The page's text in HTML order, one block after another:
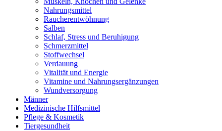
Nahrungsmittel
Raucherentwöhnung
Salben
Schlaf, Stress und Beruhigung
Schmerzmittel
Stoffwechsel
Verdauung
Vitalität und Energie
Vitamine und Nahrungsergänzungen
Wundversorgung
Männer
Medizinische Hilfsmittel
Pflege & Kosmetik
Tiergesundheit